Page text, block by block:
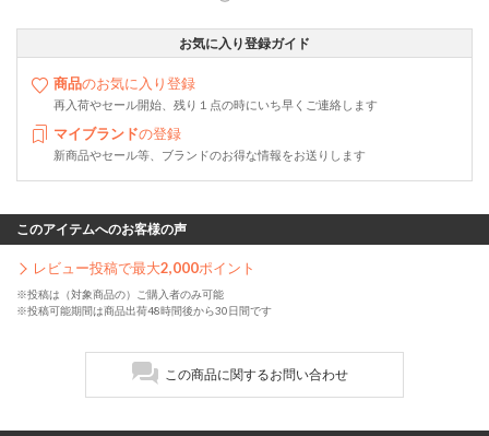
お気に入り登録ガイド
商品のお気に入り登録
再入荷やセール開始、残り１点の時にいち早くご連絡します
マイブランドの登録
新商品やセール等、ブランドのお得な情報をお送りします
このアイテムへのお客様の声
レビュー投稿で最大2,000ポイント
※投稿は（対象商品の）ご購入者のみ可能
※投稿可能期間は商品出荷48時間後から30日間です
この商品に関するお問い合わせ